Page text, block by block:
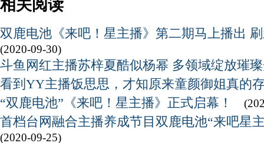
相关阅读
双鹿电池《来吧！星主播》第二期马上播出
(2020-09-30)
斗鱼网红主播苏梓夏酷似杨幂 多领域绽放璀
看到YY主播饭思思，才知原来童颜御姐真的
“双鹿电池”《来吧！星主播》正式启幕！
首档台网融合主播养成节目双鹿电池“来吧星
(2020-09-25)